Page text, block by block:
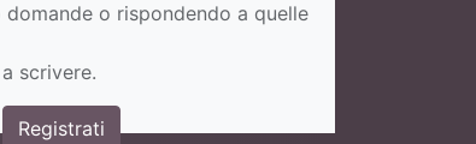
o rispondendo a quelle
scrivere.
Registrati